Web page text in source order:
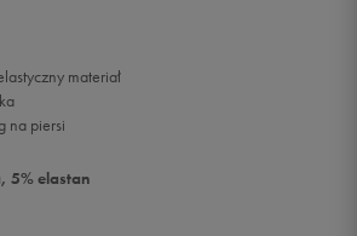
materiał
na piersi
5% elastan